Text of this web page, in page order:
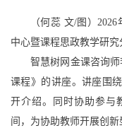
（何蕊 文/图）2026
中心暨课程思政教学研
智慧树网金课咨询
课程》的讲座。讲座围
开介绍。同时协助参与
间，为协助教师开展创新